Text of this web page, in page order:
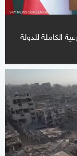
الكاملة للدولة